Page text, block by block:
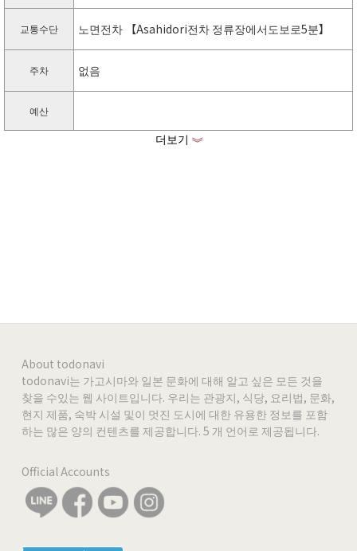
교통수단 노면전차 【Asahidori전차 정류장에서도보로5분】
주차 없음
예산
https://natuecolifemarket.com
더보기 《
About todonavi
todonavi는 가고시마와 일본 문화에 대해 알고 싶은 모든 것을
찾을 수있는 웹 사이트입니다. 우리는 관광지, 식당, 요리법, 문화,
현지 제품, 숙박 시설 및이 멋진 도시에 대한 유용한 정보를 포함
하는 많은 양의 컨텐츠를 제공합니다. 5 개 언어로 제공됩니다.
Official Accounts